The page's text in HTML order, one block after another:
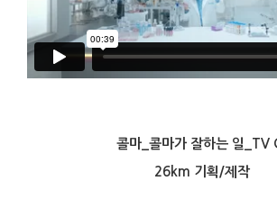
콜마_콜마가 잘하는 일_TV
26km 기획/제작